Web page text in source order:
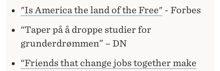
"Is America the land of the Free" - Forbes
“Taper på å droppe studier for
grunderdrømmen” – DN
“Friends that change jobs together make